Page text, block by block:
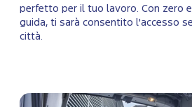
perfetto per il tuo lavoro. Con zero
guida, ti sarà consentito l'accesso
città.